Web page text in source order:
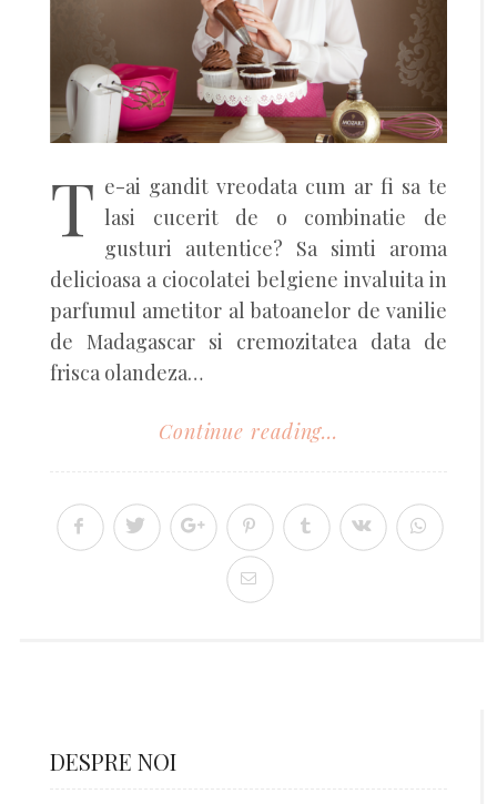
T e-ai gandit vreodata cum ar fi sa te
lasi cucerit de o combinatie de
gusturi autentice? Sa simti aroma
delicioasa a ciocolatei belgiene invaluita in
parfumul ametitor al batoanelor de vanilie
de Madagascar si cremozitatea data de
frisca olandeza…
Continue reading...
DESPRE NOI